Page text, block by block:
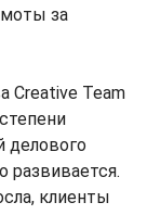
за
Creative Team
делового
развивается.
клиенты